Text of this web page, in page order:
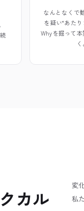
なんとなくで
を疑い“あたり
Whyを掘って
く
カル
変
私